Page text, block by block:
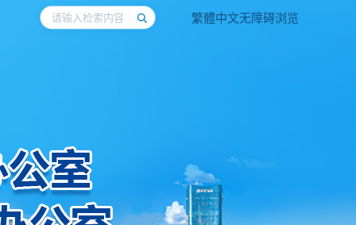
繁體中文无障碍浏览